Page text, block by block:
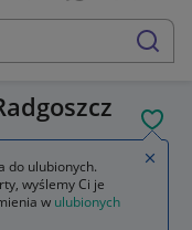
szukaj
chemia basenowa
do ulubionych.
wyślemy Ci je
w ulubionych